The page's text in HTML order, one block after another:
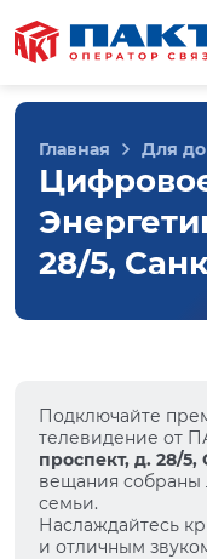
Главная Для
28/5,
Подключайте
телевидение от
проспект, д. 28/5,
вещания собраны
семьи.
Наслаждайтесь
и отличным